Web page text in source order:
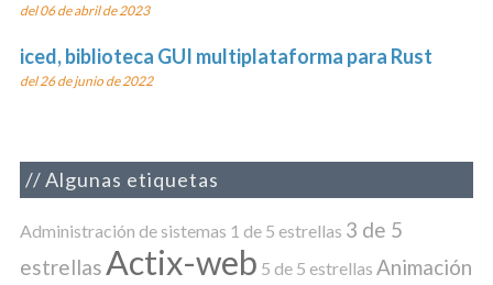
del 06 de abril de 2023
iced, biblioteca GUI multiplataforma para Rust
del 26 de junio de 2022
Algunas etiquetas
Administración de sistemas 1 de 5 estrellas 3 de 5
estrellasActix-web 5 de 5 estrellas Animación